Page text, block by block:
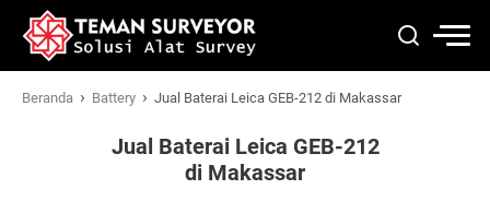
Beranda › Battery › Jual Baterai Leica GEB-212 di Makassar
Jual Baterai Leica GEB-212
di Makassar